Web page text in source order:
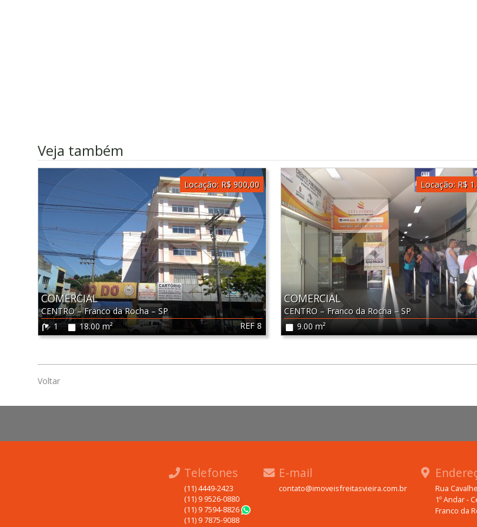
Veja também
REF 8
COMERCIAL
CENTRO–Franco da Rocha – SP
1
18.00 m²
Locação: R$ 900,00
COMERCIAL
CENTRO –Franco da Rocha–SP
9.00 m²
Locação: R$
Voltar
Telefones
(11) 4449-2423
(11) 9 9526-0880
(11) 9 7594-8826
(11) 9 7875-9088
E-mail
contato@imoveisfreitasvieira.com.br
Rua
1º Andar -
Franco da